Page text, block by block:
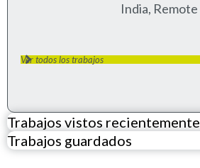
India, Remote
Ver todos los trabajos
Trabajos vistos recientemente
Trabajos guardados